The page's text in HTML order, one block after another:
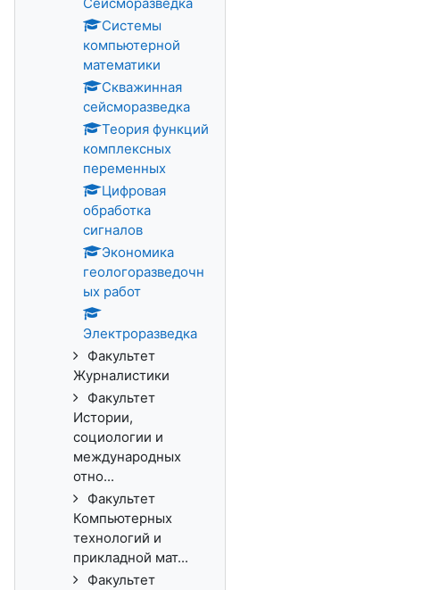
Системы
компьютерной
математики
Скважинная
сейсморазведка
Теория функций
комплексных
переменных
Цифровая
обработка
сигналов
Экономика
геологоразведочн
ых работ
Электроразведка
Факультет
Журналистики
Факультет
Истории,
социологии и
международных
отно...
Факультет
Компьютерных
технологий и
прикладной мат...
Факультет